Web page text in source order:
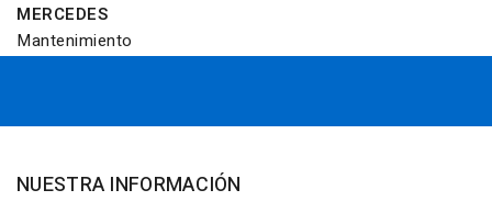
MERCEDES
Mantenimiento
NUESTRA INFORMACIÓN